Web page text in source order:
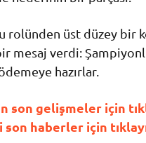
rolünden üst düzey bir
mesaj verdi:
hazırlar.
son gelişmeler için
haberler için